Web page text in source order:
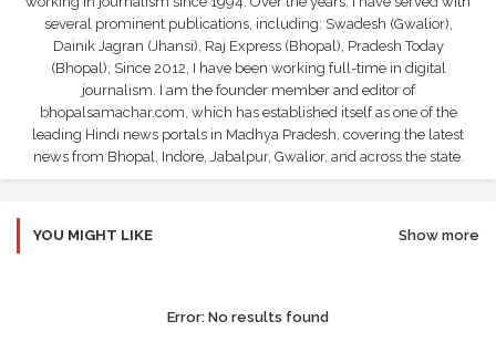
several prominent publications, including: Swadesh (Gwalior),
Dainik Jagran (Jhansi), Raj Express (Bhopal), Pradesh Today
(Bhopal); Since 2012, I have been working full-time in digital
journalism. I am the founder member and editor of
bhopalsamachar.com, which has established itself as one of the
leading Hindi news portals in Madhya Pradesh, covering the latest
news from Bhopal, Indore, Jabalpur, Gwalior, and across the state.
YOU MIGHT LIKE Show more
Error: No results found